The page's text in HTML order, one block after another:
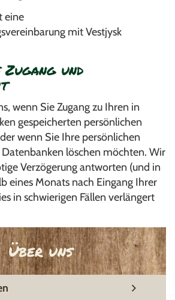
eine
mit Vestjysk
Zugang und
wenn Sie Zugang zu Ihren in
gespeicherten persönlichen
wenn Sie Ihre persönlichen
Datenbanken löschen möchten. Wir
Verzögerung antworten (und in
eines Monats nach Eingang Ihrer
in schwierigen Fällen verlängert
Über uns